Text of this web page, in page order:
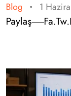
Blog 1
Paylaş Fa.Tw.